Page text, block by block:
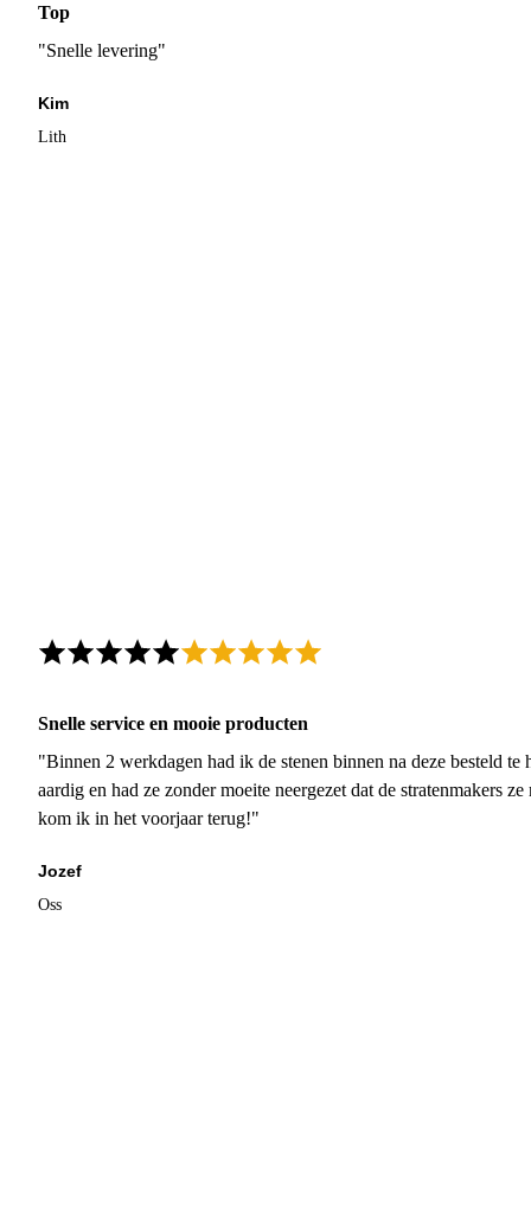
Top
"Snelle levering"
Kim
Lith
Snelle service en mooie producten
"Binnen 2 werkdagen had ik de stenen binnen na deze besteld
aardig en had ze zonder moeite neergezet dat de stratenmakers
kom ik in het voorjaar terug!"
Jozef
Oss